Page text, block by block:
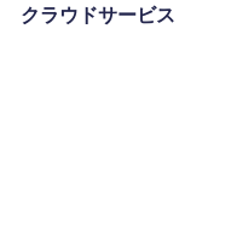
クラウドサービス